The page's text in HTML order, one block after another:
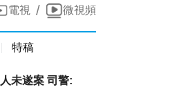
電視 / 微視頻
特稿
未遂案 司警: